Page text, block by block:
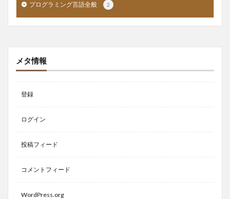
プログラミング言語全般 2
メタ情報
登録
ログイン
投稿フィード
コメントフィード
WordPress.org